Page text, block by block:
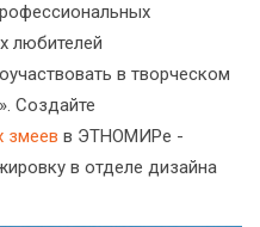
любителей
в творческом
Создайте
змеев в ЭТНОМИРе -
в отделе дизайна